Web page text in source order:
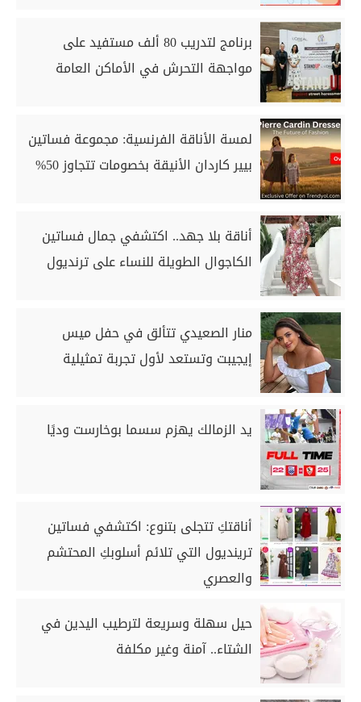
برنامج لتدريب 80 ألف مستفيد على
مواجهة التحرش في الأماكن العامة
لمسة الأناقة الفرنسية: مجموعة فساتين
بيير كاردان الأنيقة بخصومات تتجاوز 50%
أناقة بلا جهد.. اكتشفي جمال فساتين
الكاجوال الطويلة للنساء على ترنديول
منار الصعيدي تتألق في حفل ميس
إيجيبت وتستعد لأول تجربة تمثيلية
يد الزمالك يهزم سسما بوخارست وديًا
أناقتكِ تتجلى بتنوع: اكتشفي فساتين
ترينديول التي تلائم أسلوبكِ المحتشم
والعصري
حيل سهلة وسريعة لترطيب اليدين في
الشتاء.. آمنة وغير مكلفة